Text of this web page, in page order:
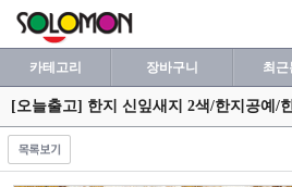
카테고리 장바구니 최근
[오늘출고] 한지 신잎새지 2색/한지공예/